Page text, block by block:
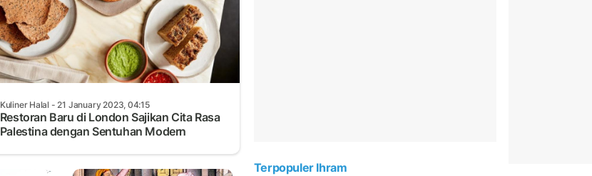
Kuliner Halal - 21 January 2023, 04:15
Restoran Baru di London Sajikan Cita Rasa
Palestina dengan Sentuhan Modern
Terpopuler Ihram